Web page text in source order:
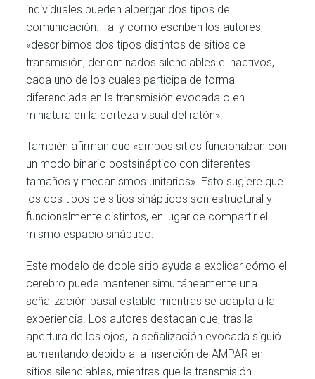
individuales pueden albergar dos tipos de
comunicación. Tal y como escriben los autores,
«describimos dos tipos distintos de sitios de
transmisión, denominados silenciables e inactivos,
cada uno de los cuales participa de forma
diferenciada en la transmisión evocada o en
miniatura en la corteza visual del ratón».
También afirman que «ambos sitios funcionaban con
un modo binario postsináptico con diferentes
tamaños y mecanismos unitarios». Esto sugiere que
los dos tipos de sitios sinápticos son estructural y
funcionalmente distintos, en lugar de compartir el
mismo espacio sináptico.
Este modelo de doble sitio ayuda a explicar cómo el
cerebro puede mantener simultáneamente una
señalización basal estable mientras se adapta a la
experiencia. Los autores destacan que, tras la
apertura de los ojos, la señalización evocada siguió
aumentando debido a la inserción de AMPAR en
sitios silenciables, mientras que la transmisión